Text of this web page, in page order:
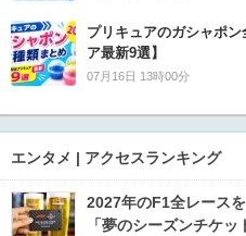
プリキュアのガシャポ
ア最新9選】
07月16日 13時00分
エンタメ | アクセスランキング
2027年のF1全レース
「夢のシーズンチケッ